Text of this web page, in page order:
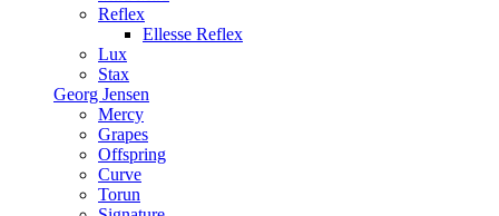
Reflex
Ellesse Reflex
Lux
Stax
Georg Jensen
Mercy
Grapes
Offspring
Curve
Torun